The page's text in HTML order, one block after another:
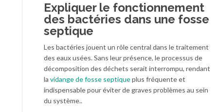
Expliquer le fonctionnement
des bactéries dans une fosse
septique
Les bactéries jouent un rôle central dans le traitement
des eaux usées. Sans leur présence, le processus de
décomposition des déchets serait interrompu, rendant
la vidange de fosse septiqueplus fréquente et
indispensable pour éviter de graves problèmes au sein
du système..